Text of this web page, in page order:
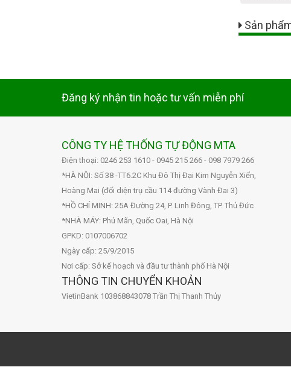
Sản
Đăng ký nhận tin hoặc tư vấn miễn phí
CÔNG TY HỆ THỐNG TỰ ĐỘNG MTA
Điện thoại: 0246 253 1610 - 0945 215 266 - 098 7979 266
*HÀ NỘI: Số 38 -TT6.2C Khu Đô Thị Đại Kim Nguyễn Xiển,
Hoàng Mai (đối diện trụ cầu 114 đường Vành Đai 3)
*HỒ CHÍ MINH: 25A Đường 24, P. Linh Đông, TP. Thủ Đức
*NHÀ MÁY: Phú Mãn, Quốc Oai, Hà Nội
GPKD: 0107006702
Ngày cấp: 25/9/2015
Nơi cấp: Sở kế hoạch và đầu tư thành phố Hà Nội
THÔNG TIN CHUYỂN KHOẢN
VietinBank 103868843078 Trần Thị Thanh Thủy